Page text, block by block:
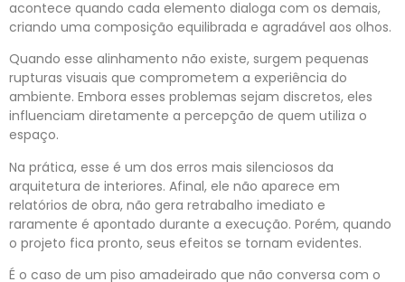
acontece quando cada elemento dialoga com os demais,
criando uma composição equilibrada e agradável aos olhos.
Quando esse alinhamento não existe, surgem pequenas
rupturas visuais que comprometem a experiência do
ambiente. Embora esses problemas sejam discretos, eles
influenciam diretamente a percepção de quem utiliza o
espaço.
Na prática, esse é um dos erros mais silenciosos da
arquitetura de interiores. Afinal, ele não aparece em
relatórios de obra, não gera retrabalho imediato e
raramente é apontado durante a execução. Porém, quando
o projeto fica pronto, seus efeitos se tornam evidentes.
É o caso de um piso amadeirado que não conversa com o